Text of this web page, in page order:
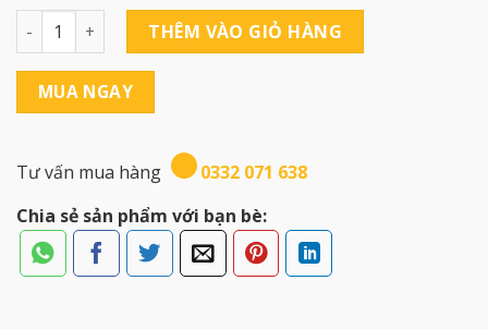
Bút bước Baoke 1048 số lượng
THÊM VÀO GIỎ HÀNG
MUA NGAY
Tư vấn mua hàng
0332 071 638
Chia sẻ sản phẩm với bạn bè: